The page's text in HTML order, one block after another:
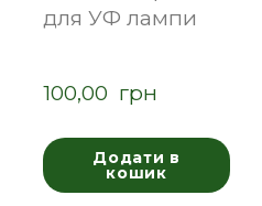
для УФ лампи
100,00  грн
Додати в
кошик